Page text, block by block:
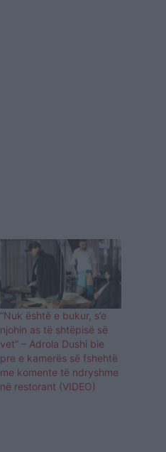
“Nuk është e bukur, s’e
njohin as të shtëpisë së
vet” – Adrola Dushi bie
pre e kamerës së fshehtë
me komente të ndryshme
në restorant (VIDEO)